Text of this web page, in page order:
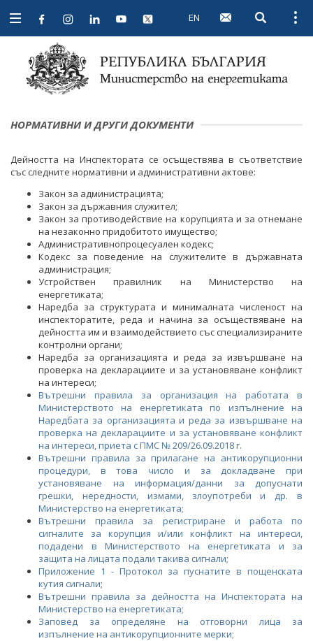
Open
navigation
EN Open
НОРМАТИВНИ И ДРУГИ ДОКУМЕНТИ
Дейнoстта на Инспектората се осъществява в съответствие
със следните нормативни и административни актове:
Закон за администрацията;
Закон за държавния служител;
Закон за противодействие на корупцията и за отнемане
на незаконно придобитото имущество;
Административнопроцесуален кодекс;
Кодекс за поведение на служителите в държавната
администрация;
Устройствен правилник на Министерство на
енергетиката;
Наредба за структурата и минималната численост на
инспекторатите, реда и начина за осъществяване на
дейността им и взаимодействието със специализираните
контролни органи;
Наредба за организацията и реда за извършване на
проверка на декларациите и за установяване конфликт
на интереси;
Вътрешни правила за организация на работата в
Министерството на енергетиката по изпълнение на
Наредбата за организацията и реда за извършване на
проверка на декларациите и за установяване конфликт
на интереси, приета с ПМС № 209/26.09.2018 г.
Вътрешни правила за прилагане на антикорупционни
процедури, в това число и за докладване при
установяване на информация/данни за допуснати
грешки, нередности, измами, злоупотреби и др. в
Министерство на енергетиката;
Вътрешни правила за регистриране и работа по
сигналите за корупция и/или конфликт на интереси,
подадени в Министерството на енергетиката и за
защита на лицата подали такива сигнали;
Приложение 1 - Протокол за пуснатите в пощенската
кутия сигнали;
Вътрешни правила за дейността на Инспектората на
Министерство на енергетиката;
Заповед за определяне на отговорни лица за
изпълнение на антикорупционните мерки;